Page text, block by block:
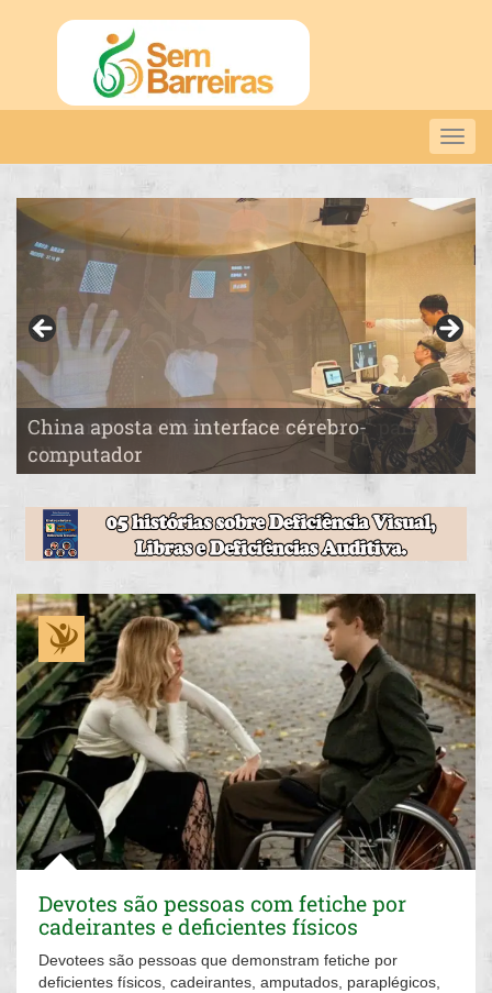
China aposta em interface cérebro-
computador
Pai constrói o “País das Maravilhas” para a
filha
Devotes são pessoas com fetiche por
cadeirantes e deficientes físicos
Devotees são pessoas que demonstram fetiche por
deficientes físicos, cadeirantes, amputados, paraplégicos,